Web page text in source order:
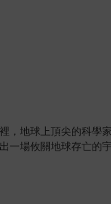
，地球上頂尖的科學
一場攸關地球存亡的